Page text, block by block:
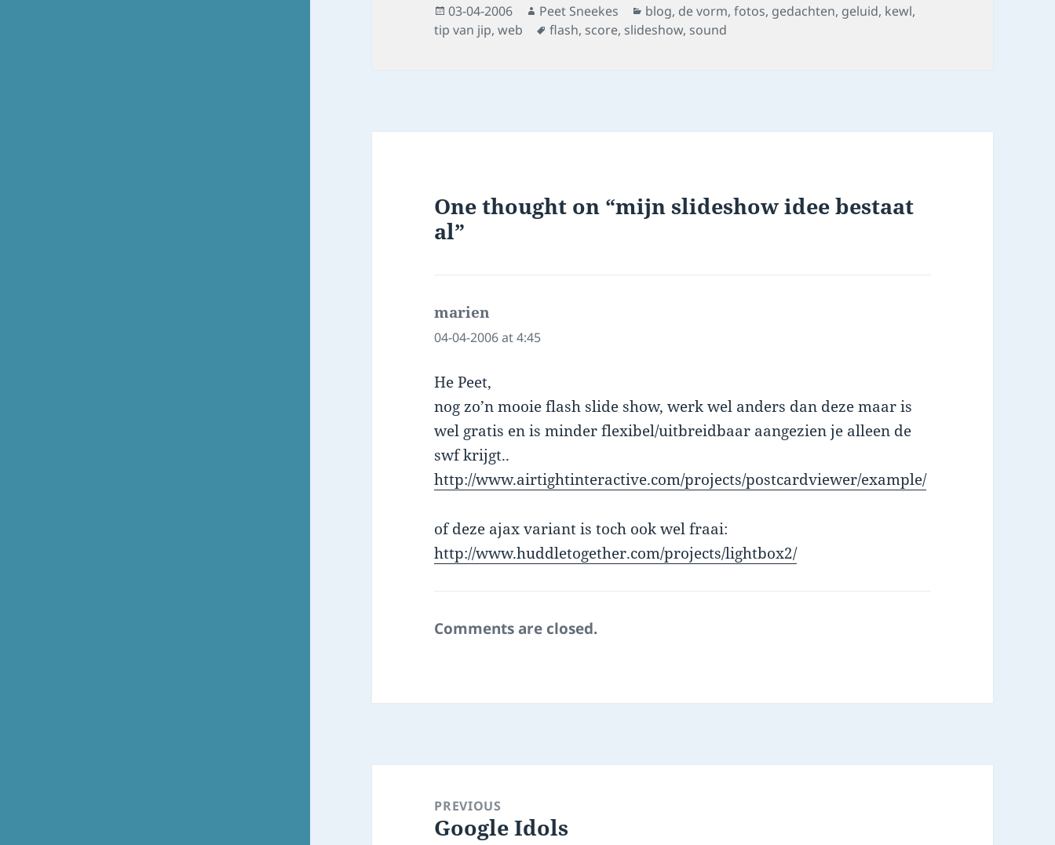
Posted
on
03-04-2006 Author
Peet Sneekes Categories
blog, de vorm,fotos, gedachten, geluid, kewl,
tip van jip,web Tags
flash, score, slideshow, sound
One thought on “mijn slideshow idee bestaat
al”
marien
04-04-2006 at 4:45
He Peet,
nog zo’n mooie flash slide show, werk wel anders dan deze maar is
wel gratis en is minder flexibel/uitbreidbaar aangezien je alleen de
swf krijgt..
http://www.airtightinteractive.com/projects/postcardviewer/example/
of deze ajax variant is toch ook wel fraai:
http://www.huddletogether.com/projects/lightbox2/
Comments are closed.
navigationPREVIOUS
Previous
Google Idols